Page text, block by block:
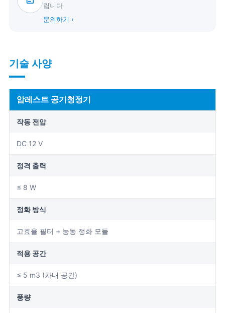
립니다
문의하기 ›
기술 사양
암레스트 공기청정기
작동 전압
DC 12 V
정격 출력
≤ 8 W
정화 방식
고효율 필터 + 능동 정화 모듈
적용 공간
≤ 5 m3 (차내 공간)
풍량